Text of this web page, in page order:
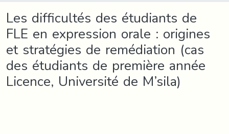
Les difficultés des étudiants de
FLE en expression orale : origines
et stratégies de remédiation (cas
des étudiants de première année
Licence, Université de M’sila)